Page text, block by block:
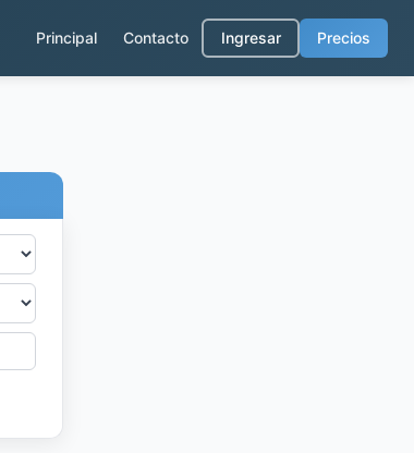
Principal Contacto Ingresar Precios